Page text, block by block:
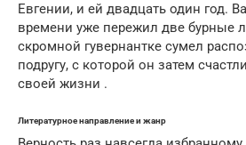
Евгении, и ей двадцать один год.
времени уже пережил две бурные
скромной гувернантке сумел
подругу, с которой он затем
своей жизни .
Литературное направление и жанр